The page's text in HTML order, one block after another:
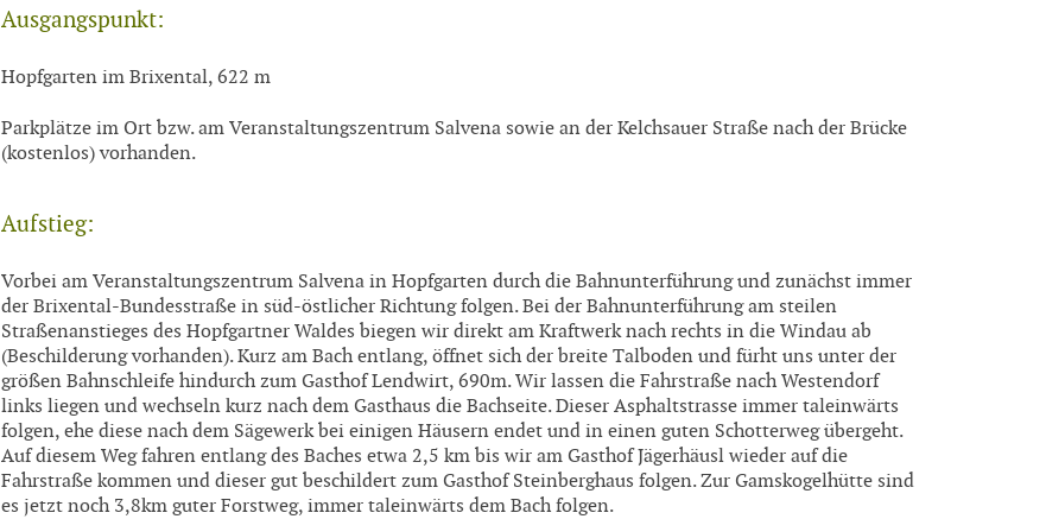
Ausgangspunkt:
Hopfgarten im Brixental, 622 m
Parkplätze im Ort bzw. am Veranstaltungszentrum Salvena sowie an der Kelchsauer Straße nach der Brücke
(kostenlos) vorhanden.
Aufstieg:
Vorbei am Veranstaltungszentrum Salvena in Hopfgarten durch die Bahnunterführung und zunächst immer
der Brixental-Bundesstraße in süd-östlicher Richtung folgen. Bei der Bahnunterführung am steilen
Straßenanstieges des Hopfgartner Waldes biegen wir direkt am Kraftwerk nach rechts in die Windau ab
(Beschilderung vorhanden). Kurz am Bach entlang, öffnet sich der breite Talboden und fürht uns unter der
größen Bahnschleife hindurch zum Gasthof Lendwirt, 690m. Wir lassen die Fahrstraße nach Westendorf
links liegen und wechseln kurz nach dem Gasthaus die Bachseite. Dieser Asphaltstrasse immer taleinwärts
folgen, ehe diese nach dem Sägewerk bei einigen Häusern endet und in einen guten Schotterweg übergeht.
Auf diesem Weg fahren entlang des Baches etwa 2,5 km bis wir am Gasthof Jägerhäusl wieder auf die
Fahrstraße kommen und dieser gut beschildert zum Gasthof Steinberghaus folgen. Zur Gamskogelhütte sind
es jetzt noch 3,8km guter Forstweg, immer taleinwärts dem Bach folgen.